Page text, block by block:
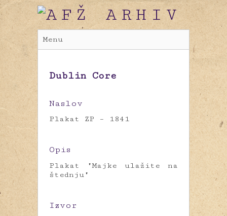
Menu
Dublin Core
Naslov
Plakat ZP – 1841
Opis
Plakat "Majke ulažite na
štednju"
Izvor